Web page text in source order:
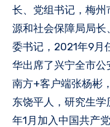
长、党组书记，梅
源和社会保障局局
委书记，2021年9月
华出席了兴宁全市公
南方+客户端张杨彬
东饶平人，研究生
年1月加入中国共产